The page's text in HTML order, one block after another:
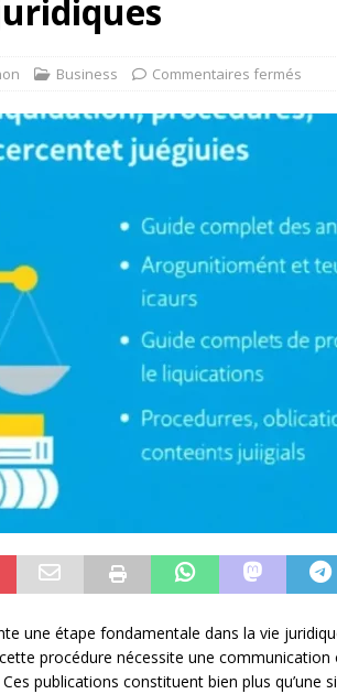
Business Commentaires fermés
une étape fondamentale dans la vie
procédure nécessite une communication
publications constituent bien plus qu’une